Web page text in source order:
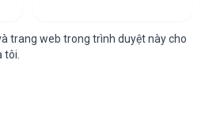
trang web trong trình duyệt này cho
tôi.